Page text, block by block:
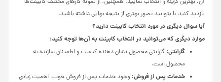
آن، بهترین گزینه را انتخاب نمایید. همچنین، از نمونه کارهای مختلف کابینت‌ها
بازدید کنید تا بتوانید تصور بهتری از نتیجه نهایی داشته باشید.
آیا سوال دیگری در مورد انتخاب کابینت دارید؟
موارد دیگری که می‌توانید در انتخاب کابینت به آن‌ها توجه کنید:
گارانتی: گارانتی محصول نشان دهنده کیفیت و اطمینان سازنده به
محصول است.
خدمات پس از فروش: وجود خدمات پس از فروش خوب، اهمیت زیادی